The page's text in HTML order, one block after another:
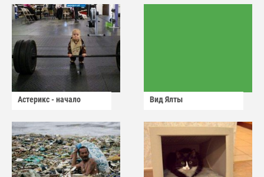
Астерикс - начало Вид Ялты